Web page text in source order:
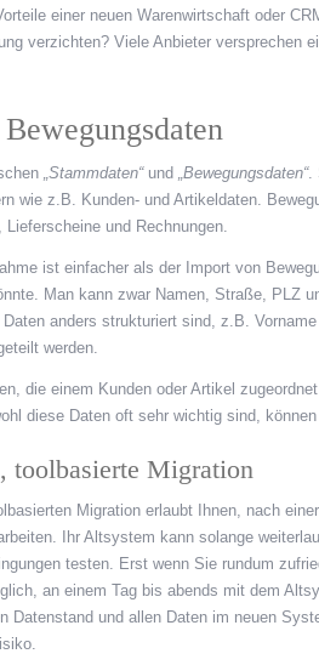
einer neuen Warenwirtschaft oder
verzichten? Viele Anbieter versprechen
„Stammdaten“und „Bewegungsdaten“.
wie z.B. Kunden- und Artikeldaten.
Lieferscheine und Rechnungen.
ist einfacher als der Import von
Man kann zwar Namen, Straße, PLZ
anders strukturiert sind, z.B.
werden.
die einem Kunden oder Artikel
diese Daten oft sehr wichtig sind,
toolbasierte Migration
Migration erlaubt Ihnen, nach
Ihr Altsystem kann solange
testen. Erst wenn Sie rundum
an einem Tag bis abends mit dem
Datenstand und allen Daten im neuen